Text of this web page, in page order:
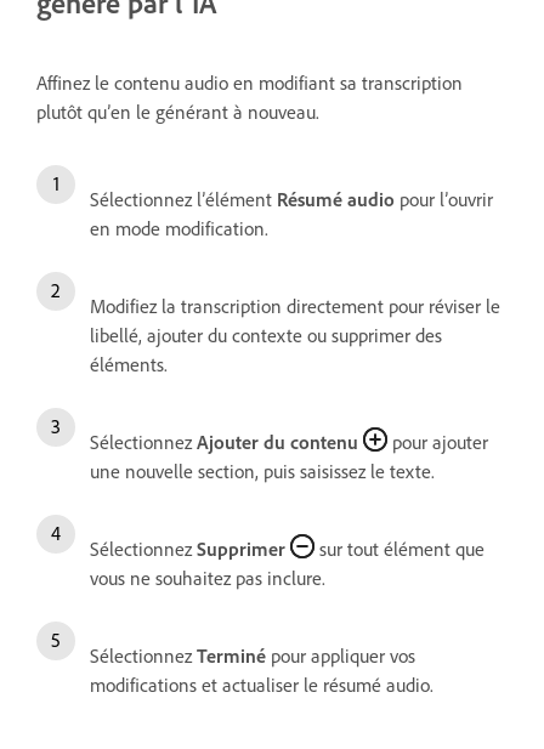
Affinez le contenu audio en modifiant sa transcription
plutôt qu’en le générant à nouveau.
Sélectionnez l’élément Résumé audio pour l’ouvrir
en mode modification.
Modifiez la transcription directement pour réviser le
libellé, ajouter du contexte ou supprimer des
éléments.
Sélectionnez Ajouter du contenu
pour ajouter
une nouvelle section, puis saisissez le texte.
Sélectionnez Supprimer
sur tout élément que
vous ne souhaitez pas inclure.
Sélectionnez Terminé pour appliquer vos
modifications et actualiser le résumé audio.